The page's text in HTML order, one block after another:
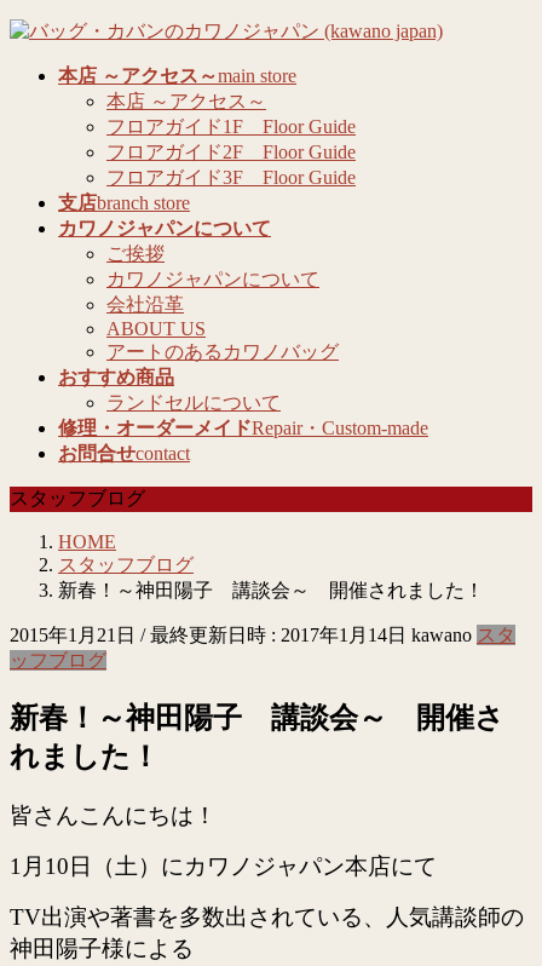
コ
ナ
本店 ～アクセス～main store
本店 ～アクセス～
フロアガイド1F Floor Guide
フロアガイド2F Floor Guide
フロアガイド3F Floor Guide
支店branch store
カワノジャパンについて
ご挨拶
カワノジャパンについて
会社沿革
ABOUT US
アートのあるカワノバッグ
おすすめ商品
ランドセルについて
修理・オーダーメイドRepair・Custom-made
お問合せcontact
スタッフブログ
HOME
スタッフブログ
新春！～神田陽子 講談会～ 開催されました！
2015年1月21日 / 最終更新日時 : 2017年1月14日 kawano スタ
ッフブログ
新春！～神田陽子 講談会～ 開催さ
れました！
皆さんこんにちは！
1月10日（土）にカワノジャパン本店にて
TV出演や著書を多数出されている、人気講談師の
神田陽子様による